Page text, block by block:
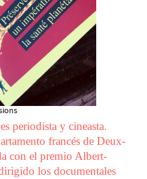
periodista y cineasta.
francés de Deux-
con el premio Albert-
los documentales